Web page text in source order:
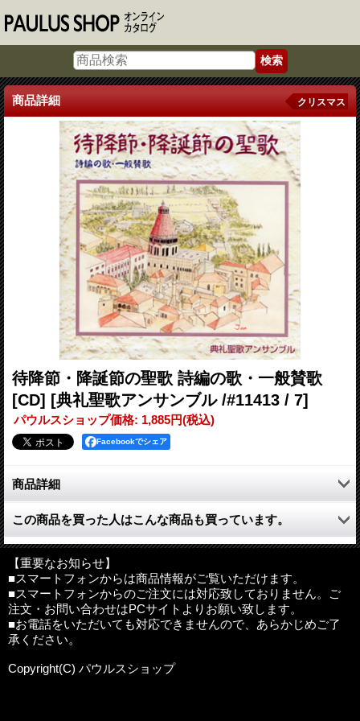
商品詳細 クリスマス
待降節・降誕節の聖歌 詩編の歌・一般賛歌
[CD] [典礼聖歌アンサンブル /#11413 / 7]
パウルスショップ価格: 1,885円(税込)
Facebookでシェア
商品詳細
待降節・降誕節の聖歌が9曲、主の祈り・詩編の歌が8曲、一般賛
歌が6曲、収録されています。
●曲目
1.天よ露をしたたらせ
2.すべての人の救いを
3.喜びに心をはずませ
4.涙のうちに種まく人は
5.神よわたしに目を注ぎ
6.やみに住む民は光を見た
7.遠く地の果てまで
この商品を買った人はこんな商品も買っています。
【重要なお知らせ】
■スマートフォンからは商品情報がご覧いただけます。
■スマートフォンからのご注文には対応致しておりません。ご
注文・お問い合わせはPCサイトよりお願い致します。
■お電話をいただいても対応できませんので、あらかじめご了
承ください。
Copyright(C) パウルスショップ